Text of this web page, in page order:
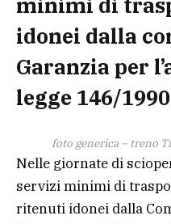
idonei dalla
Garanzia per
legge 146/
foto generica – treno
Nelle giornate di
servizi minimi di
ritenuti idonei dalla